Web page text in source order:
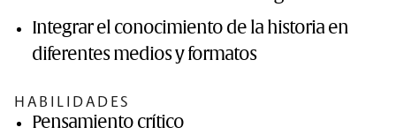
Integrar el conocimiento de la historia en
diferentes medios y formatos
HABILIDADES
Pensamiento crítico